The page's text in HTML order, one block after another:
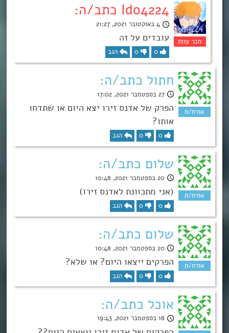
Ido4224 כתב/ה:
4 באוקטובר 2021, 21:27
עובדים על זה
0
0 הגב
חתול כתב/ה:
27 בספטמבר 2021, 17:02
הפרק של אדנס זירו יצא היום או שתדחו
אותו?
0
0 הגב
שלום כתב/ה:
20 בספטמבר 2021, 10:48
(אני מתכוונת לאדנס זירו)
0
0 הגב
שלום כתב/ה:
20 בספטמבר 2021, 10:48
הפרקים ייצאו היום? או שלא?
0
0 הגב
אוכל כתב/ה:
18 בספטמבר 2021, 19:43